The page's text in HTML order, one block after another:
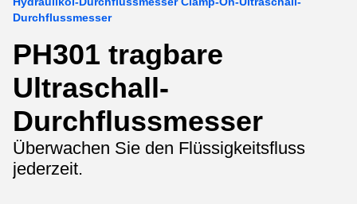
Durchflussmesser
PH301 tragbare
Ultraschall-
Durchflussmesser
Überwachen Sie den Flüssigkeitsfluss
jederzeit.